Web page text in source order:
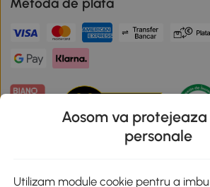
Metoda de plata
Descarca aplicatia Aosom
Aosom va
personale
Utilizam module cookie pentru a